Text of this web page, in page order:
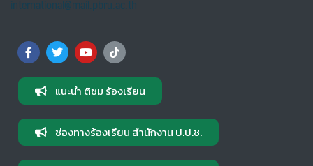
international@mail.pbru.ac.th
แนะนำ ติชม ร้องเรียน
ช่องทางร้องเรียน สำนักงาน ป.ป.ช.